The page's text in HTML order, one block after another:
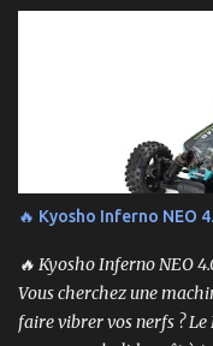
🔥 Kyosho Inferno NEO
🔥 Kyosho Inferno NEO
Vous cherchez une
faire vibrer vos nerfs ?